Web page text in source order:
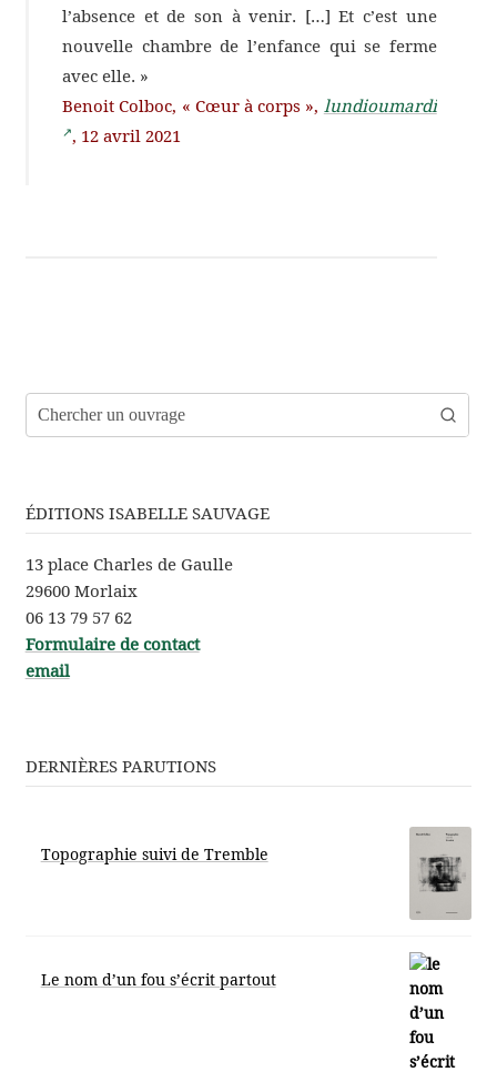
l’absence et de son à venir. […] Et c’est une
nouvelle chambre de l’enfance qui se ferme
avec elle. »
Benoit Colboc, « Cœur à corps », lundiou­mardi
, 12 avril 2021
ÉDITIONS ISABELLE SAUVAGE
13 place Charles de Gaulle
29600 Morlaix
06 13 79 57 62
Formu­laire de contact
email
DERNIÈRES PARUTIONS
Topographie suivi de Tremble
Le nom d’un fou s’écrit partout